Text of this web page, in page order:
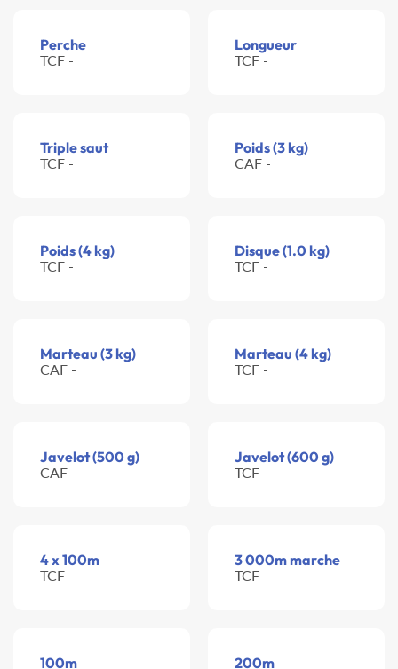
Perche
TCF -
Longueur
TCF -
Triple saut
TCF -
Poids (3 kg)
CAF -
Poids (4 kg)
TCF -
Disque (1.0 kg)
TCF -
Marteau (3 kg)
CAF -
Marteau (4 kg)
TCF -
Javelot (500 g)
CAF -
Javelot (600 g)
TCF -
4 x 100m
TCF -
3 000m marche
TCF -
100m 200m